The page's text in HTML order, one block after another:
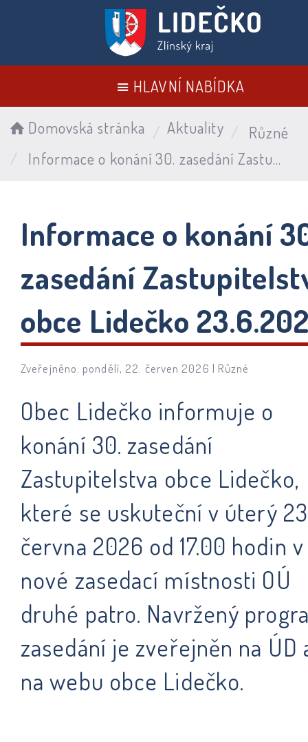
HLAVNÍ NABÍDKA
Domovská stránka Aktuality
Různé
Informace o konání 30. zasedání Zastupitelstva obce Lidečko 23.6.2026
Informace o konání
zasedání
obce Lidečko
Zveřejněno: pondělí, 22. červen 2026 | Různé
Obec Lidečko informuje o
konání 30. zasedání
Zastupitelstva obce Lidečko,
které se uskuteční v úterý
června 2026 od 17.00 hodin v
nové zasedací místnosti OÚ
druhé patro. Navržený
zasedání je zveřejněn na ÚD
na webu obce Lidečko.